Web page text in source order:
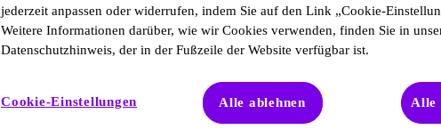
jederzeit anpassen oder widerrufen, indem Sie auf den Link „Cookie-
Weitere Informationen darüber, wie wir Cookies verwenden, finden Sie in
Datenschutzhinweis, der in der Fußzeile der Website verfügbar ist.
Cookie-Einstellungen Alle
Alle ablehnen